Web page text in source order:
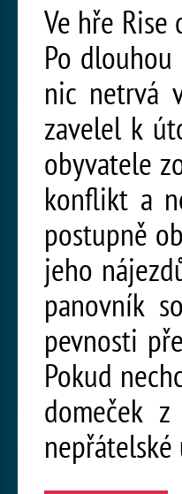
Ve hře
Po
nic netrvá
zavelel k
obyvatele
konflikt a
postupně
jeho
panovník
pevnosti
Pokud
domeček